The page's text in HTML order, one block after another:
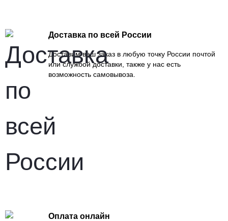
Доставка по всей России
Доставим ваш заказ в любую точку России почтой
или службой доставки, также у нас есть
возможность самовывоза.
Оплата онлайн